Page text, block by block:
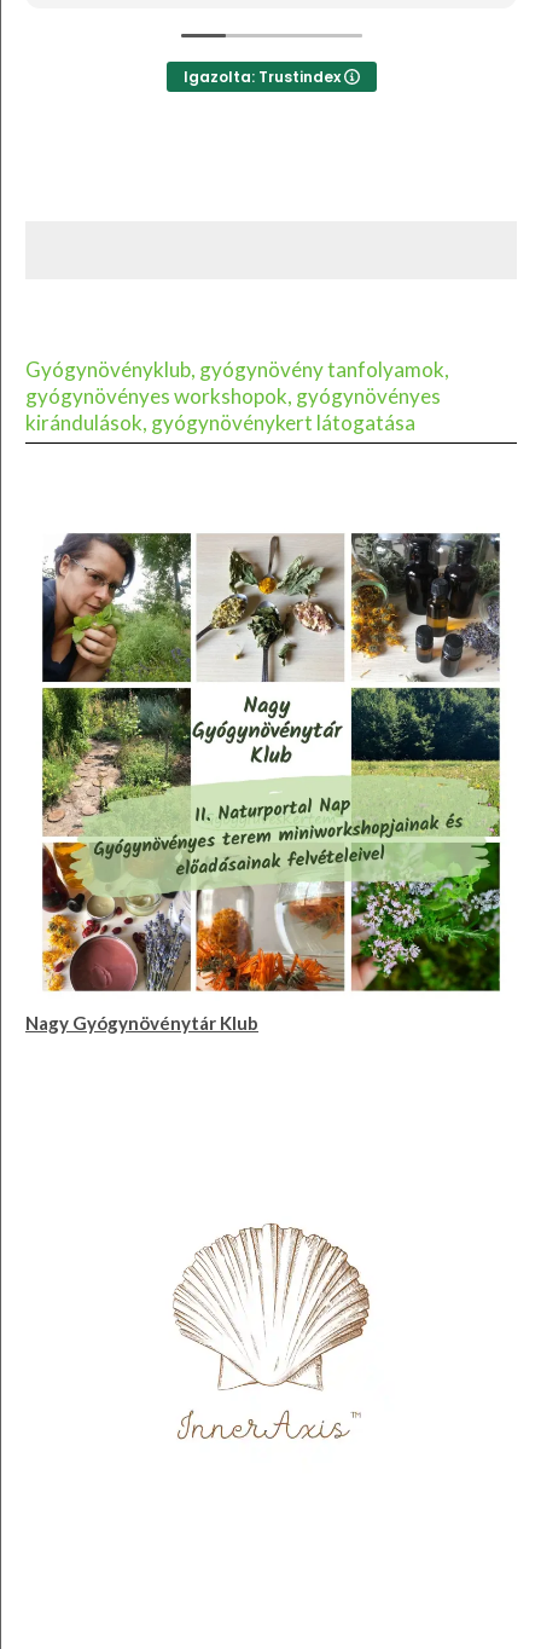
Igazolta: Trustindex
Gyógynövényklub, gyógynövény tanfolyamok,
gyógynövényes workshopok, gyógynövényes
kirándulások, gyógynövénykert látogatása
Nagy Gyógynövénytár Klub